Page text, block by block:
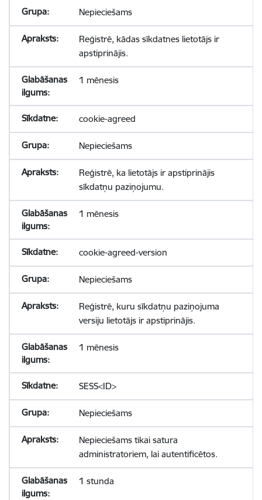
Nepieciešams
Reģistrē, kādas sīkdatnes lietotājs ir
apstiprinājis.
1 mēnesis
cookie-agreed
Nepieciešams
Reģistrē, ka lietotājs ir apstiprinājis
sīkdatņu paziņojumu.
1 mēnesis
cookie-agreed-version
Nepieciešams
Reģistrē, kuru sīkdatņu paziņojuma
versiju lietotājs ir apstiprinājis.
1 mēnesis
SESS<ID>
Nepieciešams
Nepieciešams tikai satura
administratoriem, lai autentificētos.
1 stunda